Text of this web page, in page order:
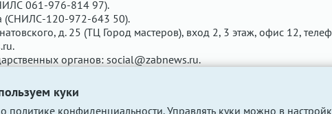
куки
политике конфиденциальности. Управлять куки можно в
061-976-814 97).
(СНИЛС-120-972-643 50).
д. 25 (ТЦ Город мастеров), вход 2, 3 этаж, офис 12,
.
органов: social@zabnews.ru.
рекламодателем. Редакция сайта не несёт